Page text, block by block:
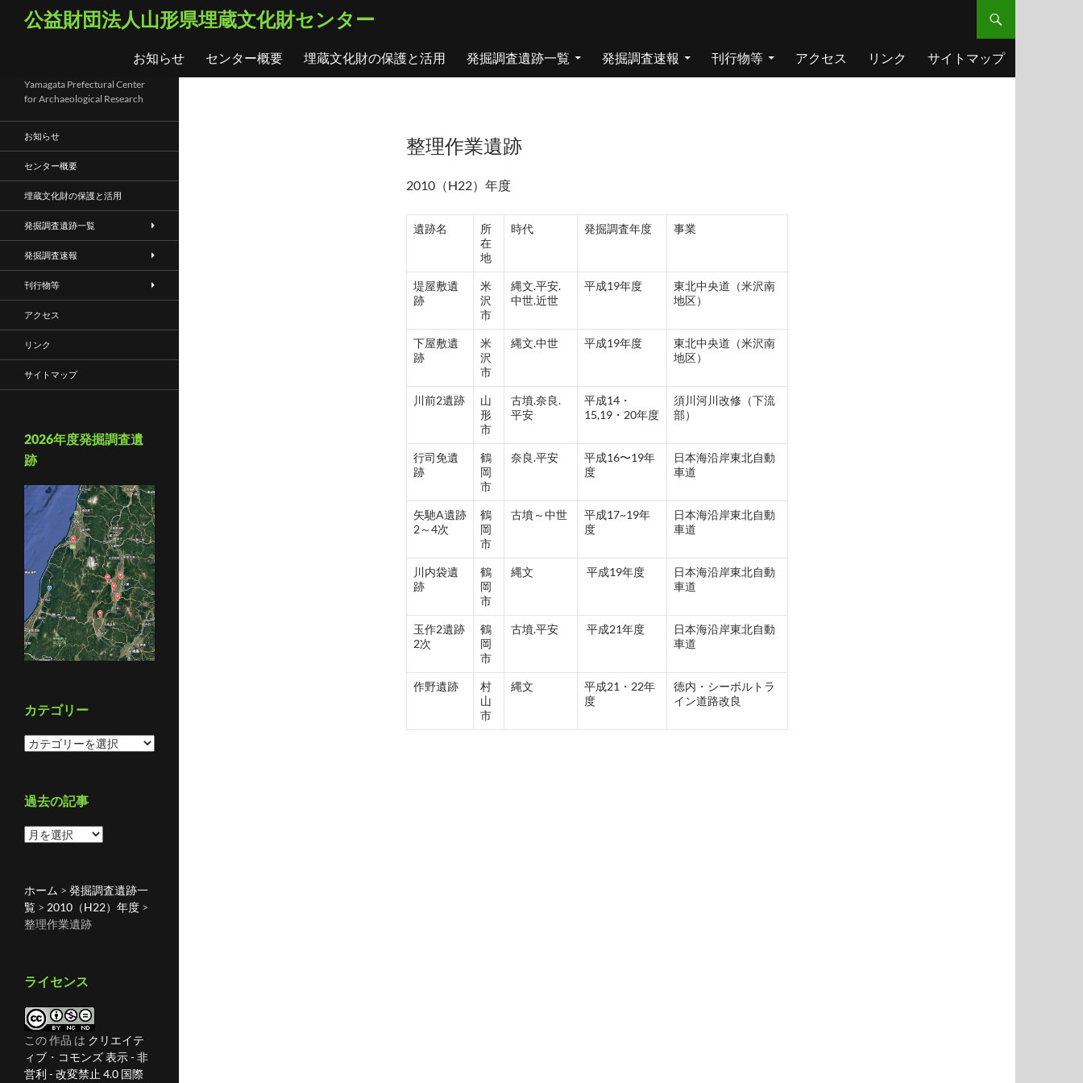
ス
プ
公益財団法人山形県埋蔵文化財センター
お知らせ
センター概要 埋蔵文化財の保護と活用 発掘調査遺跡一覧 発掘調査速報 刊行物等 アクセス リンク サイトマップ
整理作業遺跡
2010（H22）年度
遺跡名
所
在
地
時代 発掘調査年度 事業
堤屋敷遺
跡
米
沢
市
縄文.平安.
中世.近世
平成19年度
東北中央道（米沢南
地区）
下屋敷遺
跡
米
沢
市
縄文.中世 平成19年度
東北中央道（米沢南
地区）
川前2遺跡
山
形
市
古墳.奈良.
平安
平成14・
15,19・20年度
須川河川改修（下流
部）
行司免遺
跡
鶴
岡
市
奈良.平安
平成16〜19年
度
日本海沿岸東北自動
車道
矢馳A遺跡
2～4次
鶴
岡
市
古墳～中世
平成17~19年
度
日本海沿岸東北自動
車道
川内袋遺
跡
鶴
岡
市
縄文 平成19年度
日本海沿岸東北自動
車道
玉作2遺跡
2次
鶴
岡
市
古墳.平安 平成21年度
日本海沿岸東北自動
車道
作野遺跡
村
山
市
縄文
平成21・22年
度
徳内・シーボルトラ
イン道路改良
Yamagata Prefectural Center
for Archaeological Research
お知らせ
センター概要
埋蔵文化財の保護と活用
発掘調査遺跡一覧
発掘調査速報
刊行物等
アクセス
リンク
サイトマップ
2026年度発掘調査遺
跡
カテゴリー
カ
リ
ー
過去の記事
過
記
事
ホーム > 発掘調査遺跡一
覧 > 2010（H22）年度 >
整理作業遺跡
ライセンス
この 作品 は クリエイテ
ィブ・コモンズ 表示 - 非
営利 - 改変禁止 4.0 国際